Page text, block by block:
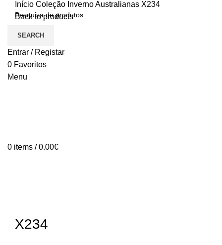
SEARCH
Entrar / Registar
0 Favoritos
Menu
0 items / 0.00€
Início Coleção InvernoAustralianas X234
Back to products
X234